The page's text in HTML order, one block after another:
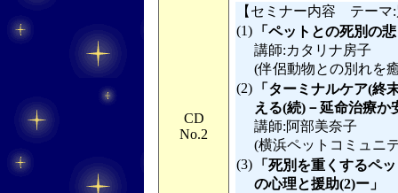
CD
No.2
【セミナー内容 テーマ
(1)
「ペットとの死別の
講師:カタリナ房子
(伴侶動物との別れを
(2)
「ターミナルケア(終
える(続)－延命治療か
講師:阿部美奈子
(横浜ペットコミュニ
(3)
「死別を重くするペ
の心理と援助(2)ー」